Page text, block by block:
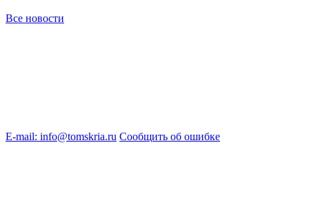
Все новости
E-mail: info@tomskria.ru Сообщить об ошибке